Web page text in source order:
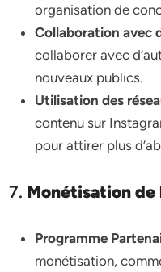
organisation de
Collaboration avec
collaborer avec
nouveaux publics.
Utilisation des
contenu sur
pour attirer plus
7. Monétisation de
Programme
monétisation,